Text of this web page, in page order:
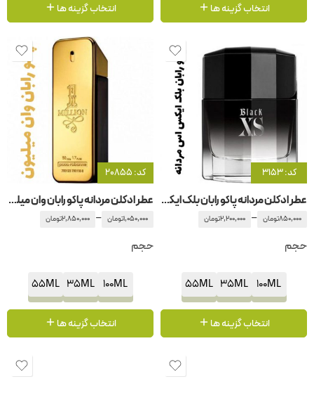
انتخاب گزینه ها انتخاب گزینه ها
کد: 3153
عطر ادکلن مردانه پاکو رابان بلک ایکس اس مردانه
850,000تومان –
2,200,000تومان
حجم
100ML
35ML
55ML
انتخاب گزینه ها
کد: 20855
عطر ادکلن مردانه پاکو رابان وان میلیون
1,050,000تومان –
2,850,000تومان
حجم
100ML
35ML
55ML
انتخاب گزینه ها